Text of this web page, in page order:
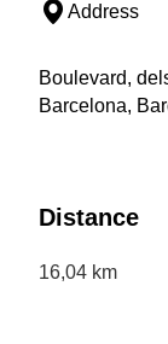
Address
Boulevard,
Barcelona,
Distance
16,04 km